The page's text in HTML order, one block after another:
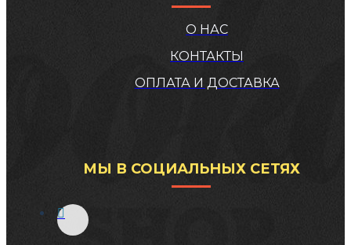
О НАС
КОНТАКТЫ
ОПЛАТА И ДОСТАВКА
МЫ В СОЦИАЛЬНЫХ СЕТЯХ